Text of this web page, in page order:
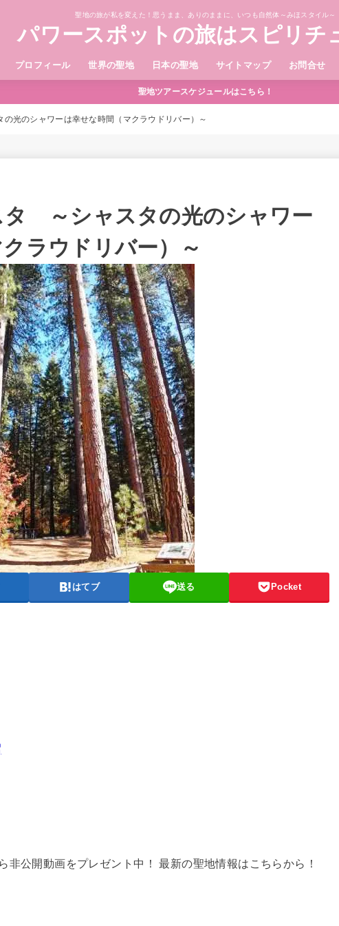
聖地の旅が私を変えた！思うまま、ありのままに、いつも自然体～みほスタイル～
パワースポットの旅はスピリチ
プロフィール 世界の聖地 日本の聖地 サイトマップ お問合せ
聖地ツアースケジュールはこちら！
光のシャワーは幸せな時間（マクラウドリバー）～
タ ～シャスタの光のシャワー
ラウドリバー）～
はてブ 送る Pocket
非公開動画をプレゼント中！ 最新の聖地情報はこちらから！